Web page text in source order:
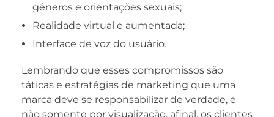
gêneros e orientações sexuais;
Realidade virtual e aumentada;
Interface de voz do usuário.
Lembrando que esses compromissos são
táticas e estratégias de marketing que uma
marca deve se responsabilizar de verdade, e
não somente por visualização, afinal, os clientes